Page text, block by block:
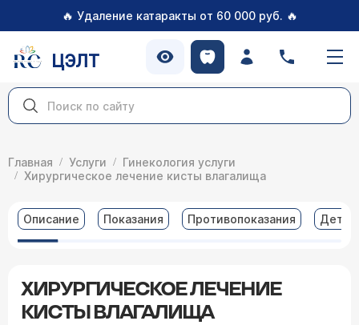
🔥 Удаление катаракты от 60 000 руб. 🔥
ЦЭЛТ
Главная Услуги
Гинекология услуги
Хирургическое лечение кисты влагалища
Описание Показания Противопоказания
ХИРУРГИЧЕСКОЕ ЛЕЧЕНИЕ
КИСТЫ ВЛАГАЛИЩА